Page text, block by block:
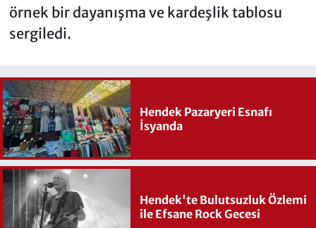
örnek bir dayanışma ve kardeşlik tablosu
sergiledi.
Hendek Pazaryeri Esnafı
İsyanda
Hendek'te Bulutsuzluk Özlemi
ile Efsane Rock Gecesi